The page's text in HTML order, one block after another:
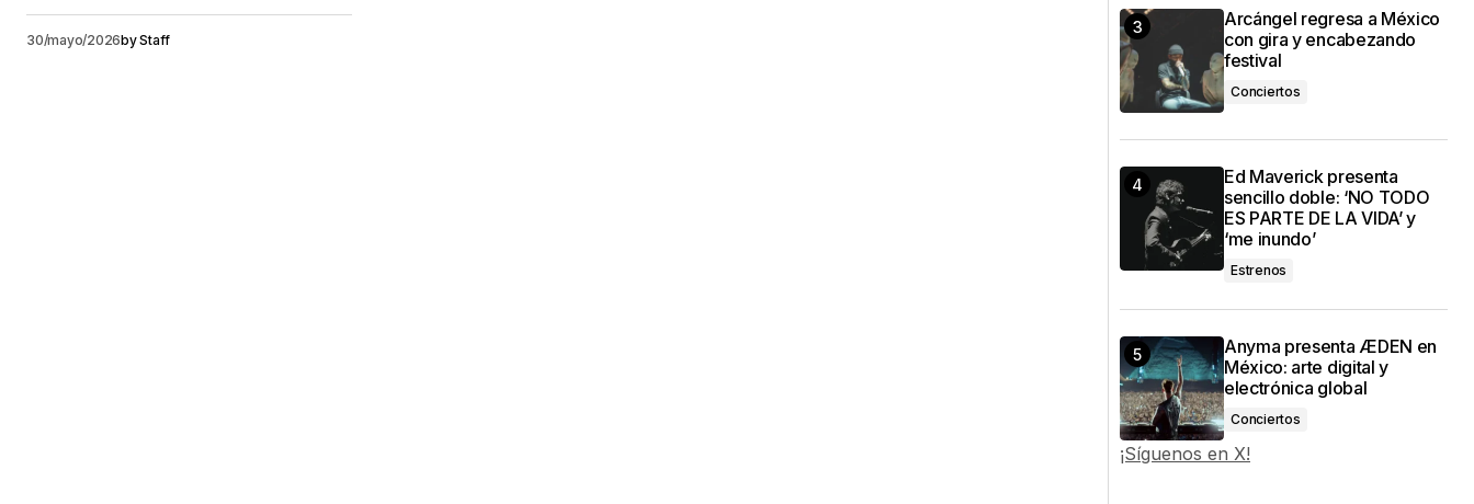
30/mayo/2026byStaff
Arcángel regresa a México
con gira y encabezando
festival
Conciertos
Ed Maverick presenta
sencillo doble: ‘NO TODO
ES PARTE DE LA VIDA’ y
‘me inundo’
Estrenos
Anyma presenta ÆDEN en
México: arte digital y
electrónica global
Conciertos
¡Síguenos en X!